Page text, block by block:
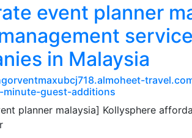
event planner
in Malaysia
minute-guest-additions
planner malaysia] Kollysphere